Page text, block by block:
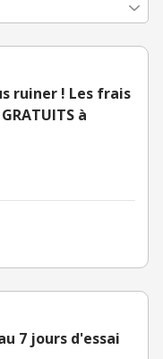
ruiner ! Les frais
à
7 jours d'essai